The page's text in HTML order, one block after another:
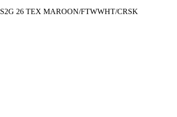
S2G 26 TEX MAROON/FTWWHT/CRSK